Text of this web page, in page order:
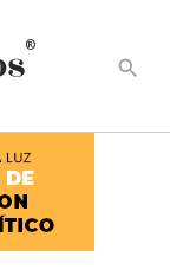
®
search